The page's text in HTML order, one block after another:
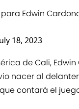
Edwin
18, 2023
de Cali,
nacer al
contará el